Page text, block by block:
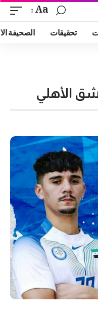
Aa
تحقيقات الصحيفة
الأهلي